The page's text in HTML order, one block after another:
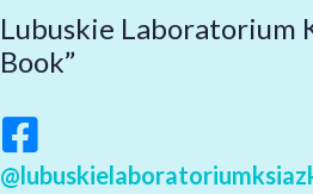
Lubuskie Laboratorium
Book”